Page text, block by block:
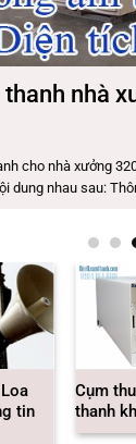
thanh nhà
cho nhà xưởng
dung nhau sau:
tin
Cụm
thanh